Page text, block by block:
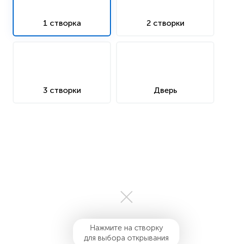
1 створка 2 створки
3 створки Дверь
Нажмите на створку
для выбора открывания